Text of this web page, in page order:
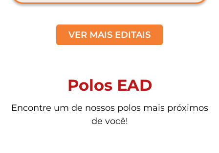
VER MAIS EDITAIS
Polos EAD
Encontre um de nossos polos mais próximos
de você!